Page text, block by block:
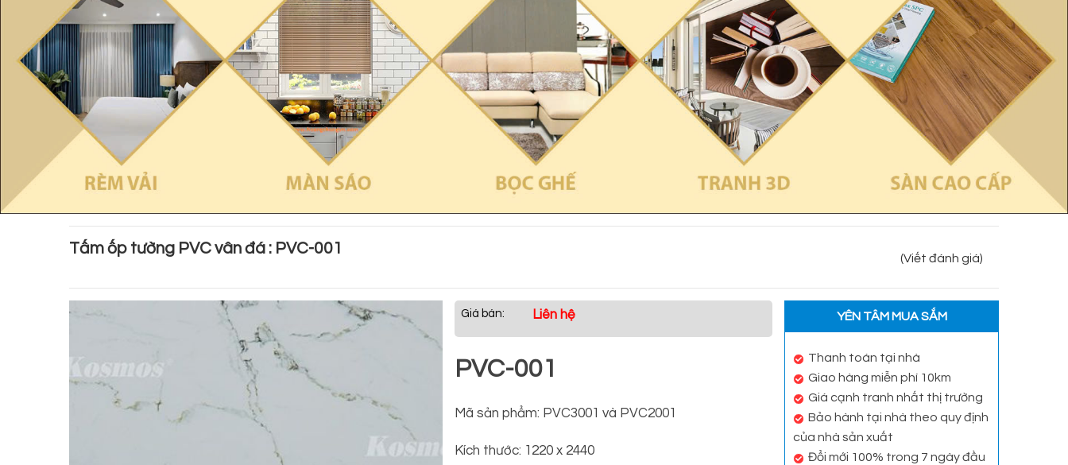
Tấm ốp tường PVC vân đá : PVC-001
(Viết đánh giá)
Giá bán: Liên hệ
PVC-001
Mã sản phẩm: PVC3001 và PVC2001
Kích thước: 1220 x 2440
YÊN TÂM MUA SẮM
Thanh toán tại nhà
Giao hàng miễn phí 10km
Giá cạnh tranh nhất thị trường
Bảo hành tại nhà theo quy định
của nhà sản xuất
Đổi mới 100% trong 7 ngày đầu